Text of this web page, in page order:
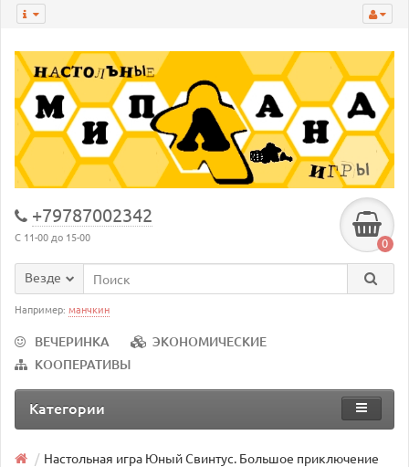
+79787002342
С 11-00 до 15-00 0
Везде
Например: манчкин
ВЕЧЕРИНКА
ЭКОНОМИЧЕСКИЕ
КООПЕРАТИВЫ
Категории
Настольная игра Юный Свинтус. Большое приключение